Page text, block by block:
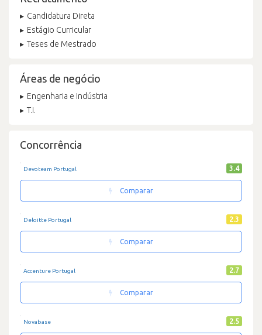
Candidatura Direta
Estágio Curricular
Teses de Mestrado
Áreas de negócio
Engenharia e Indústria
T.I.
Concorrência
Devoteam Portugal 3.4
Comparar
Deloitte Portugal 2.3
Comparar
Accenture Portugal 2.7
Comparar
Novabase 2.5